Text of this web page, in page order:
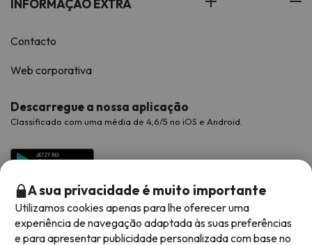
INFORMAÇÃO EXTRA
Contacto
Web corporativa
Descarregue a nossa aplicação
Classificado com uma média de 4,6/5 no iOS e Android.
A sua privacidade é muito importante
Utilizamos cookies apenas para lhe oferecer uma
experiência de navegação adaptada às suas preferências
e para apresentar publicidade personalizada com base no